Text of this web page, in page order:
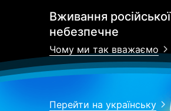
Вживання російської
небезпечне
Чому ми так вважаємо
Перейти на українську